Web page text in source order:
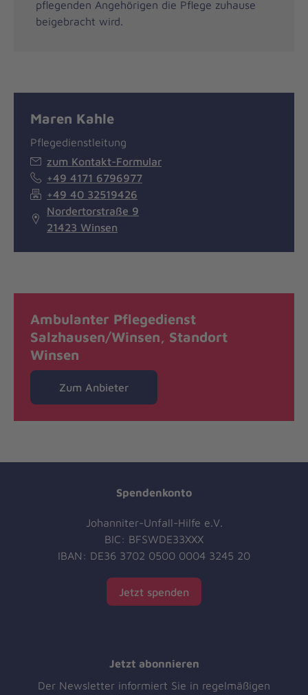
pflegenden Angehörigen die Pflege zuhause
beigebracht wird.
Maren Kahle
Pflegedienstleitung
zum Kontakt-Formular
+49 4171 6796977
+49 40 32519426
Nordertorstraße 9
21423 Winsen
Ambulanter Pflegedienst
Salzhausen/Winsen, Standort
Winsen
Zum Anbieter
Spendenkonto
Johanniter-Unfall-Hilfe e.V.
BIC: BFSWDE33XXX
IBAN: DE36 3702 0500 0004 3245 20
Jetzt spenden
Jetzt abonnieren
Der Newsletter informiert Sie in regelmäßigen